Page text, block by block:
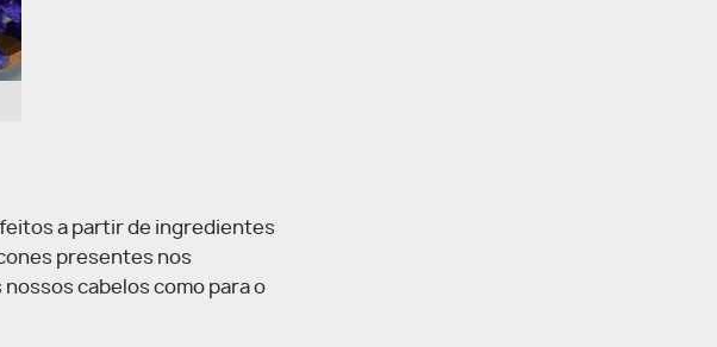
feitos a partir de ingredientes
presentes nos
cabelos como para o